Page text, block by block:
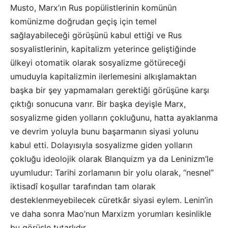
Musto, Marx’ın Rus popülistlerinin komünün
komünizme doğrudan geçiş için temel
sağlayabileceği görüşünü kabul ettiği ve Rus
sosyalistlerinin, kapitalizm yeterince geliştiğinde
ülkeyi otomatik olarak sosyalizme götüreceği
umuduyla kapitalizmin ilerlemesini alkışlamaktan
başka bir şey yapmamaları gerektiği görüşüne karşı
çıktığı sonucuna varır. Bir başka deyişle Marx,
sosyalizme giden yolların çokluğunu, hatta ayaklanma
ve devrim yoluyla bunu başarmanın siyasi yolunu
kabul etti. Dolayısıyla sosyalizme giden yolların
çokluğu ideolojik olarak Blanquizm ya da Leninizm’le
uyumludur: Tarihi zorlamanın bir yolu olarak, “nesnel”
iktisadî koşullar tarafından tam olarak
desteklenmeyebilecek cüretkâr siyasi eylem. Lenin’in
ve daha sonra Mao’nun Marxizm yorumları kesinlikle